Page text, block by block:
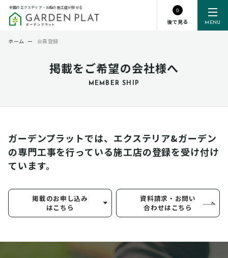
MENU
全国のエクステリア・お庭の施工店が探せる
0
後で見る
掲載をご希望の会社様へ
MEMBER SHIP
ホーム ー 会員登録
ガーデンプラットでは、エクステリア&ガーデン
の専門工事を行っている施工店の登録を受け付け
ています。
掲載のお申し込み
はこちら
資料請求・お問い
合わせはこちら